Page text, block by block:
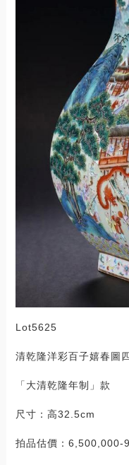
Lot5625
清乾隆洋彩百子嬉春圖
「大清乾隆年制」款
尺寸：高32.5cm
拍品估價：6,500,000-